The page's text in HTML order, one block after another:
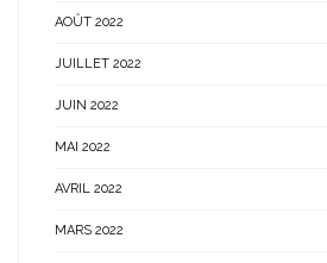
AOÛT 2022
JUILLET 2022
JUIN 2022
MAI 2022
AVRIL 2022
MARS 2022